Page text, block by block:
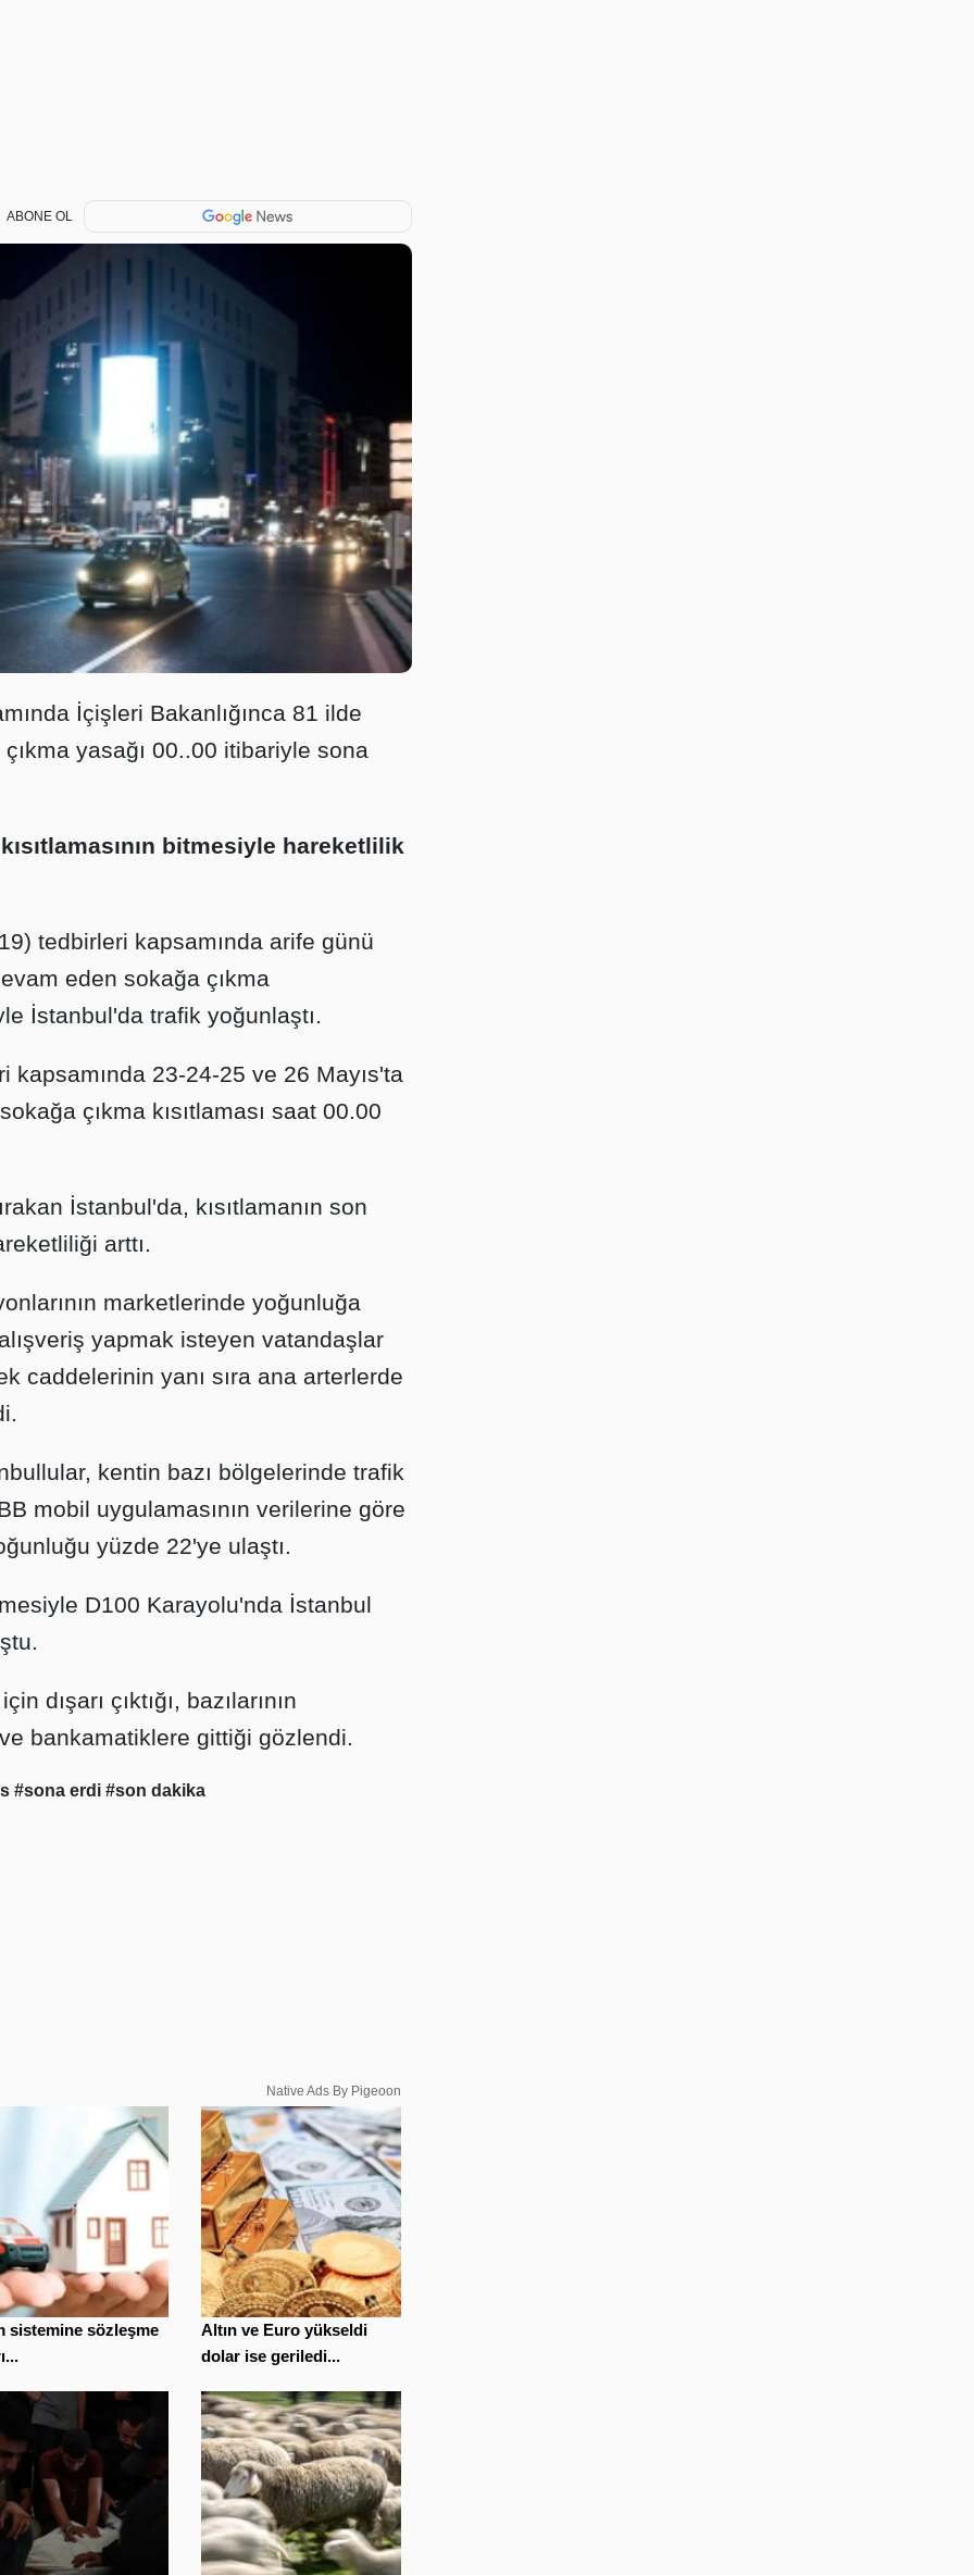
ABONE OL
İçişleri Bakanlığınca 81 ilde
yasağı 00..00 itibariyle sona
bitmesiyle hareketlilik
tedbirleri kapsamında arife günü
eden sokağa çıkma
İstanbul'da trafik yoğunlaştı.
kapsamında 23-24-25 ve 26 Mayıs'ta
çıkma kısıtlaması saat 00.00
İstanbul'da, kısıtlamanın son
arttı.
marketlerinde yoğunluğa
yapmak isteyen vatandaşlar
caddelerinin yanı sıra ana arterlerde
kentin bazı bölgelerinde trafik
mobil uygulamasının verilerine göre
yüzde 22'ye ulaştı.
D100 Karayolu'nda İstanbul
dışarı çıktığı, bazılarının
bankamatiklere gittiği gözlendi.
#sona erdi #son dakika
Native Ads By Pigeoon
sistemine sözleşme
Altın ve Euro yükseldi
dolar ise geriledi...